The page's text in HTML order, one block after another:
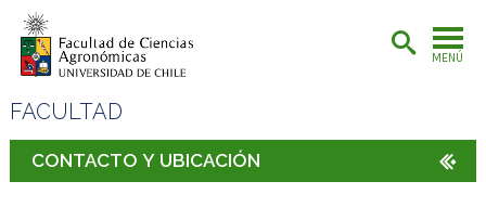
MENÚ
FACULTAD
CONTACTO Y UBICACIÓN